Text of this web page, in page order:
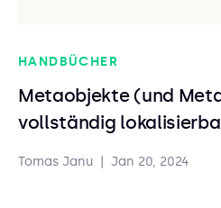
HANDBÜCHER
Metaobjekte (und
vollständig
Tomas Janu Jan 20, 2024